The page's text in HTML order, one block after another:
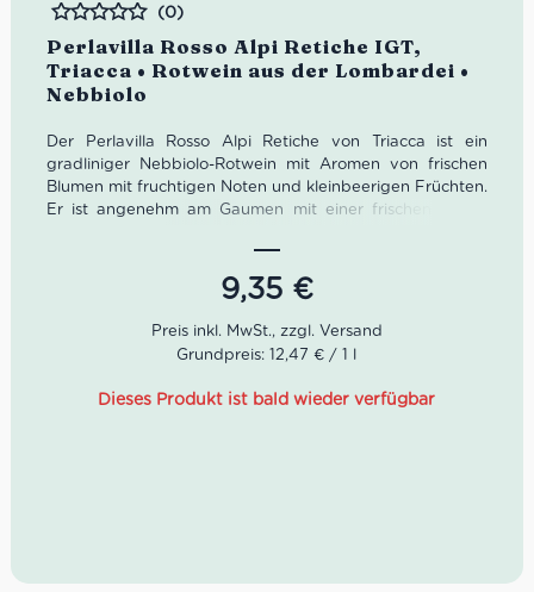
Perlavilla Rosso Alpi Retiche IGT,
Triacca • Rotwein aus der Lombardei •
Nebbiolo
Bewertet
(0)
Der Perlavilla Rosso Alpi Retiche von Triacca ist ein
gradliniger Nebbiolo-Rotwein mit Aromen von frischen
Blumen mit fruchtigen Noten und kleinbeerigen Früchten.
Er ist angenehm am Gaumen mit einer frischen Säure.
vom Rind, Lamm und Hirsch, sowie zu Pilzgerichten und
9,35 €
Grundpreis: 12,47 € / 1 l
Dieses Produkt ist bald wieder verfügbar